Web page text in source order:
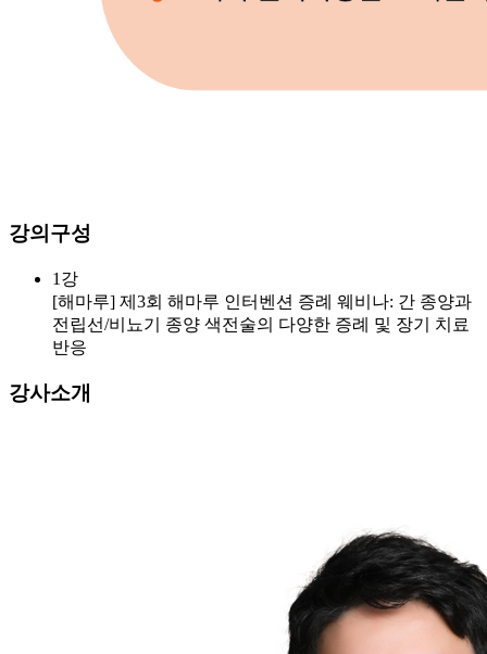
강의구성
1강
[해마루] 제3회 해마루 인터벤션 증례 웨비나: 간 종양과
전립선/비뇨기 종양 색전술의 다양한 증례 및 장기 치료
반응
강사소개